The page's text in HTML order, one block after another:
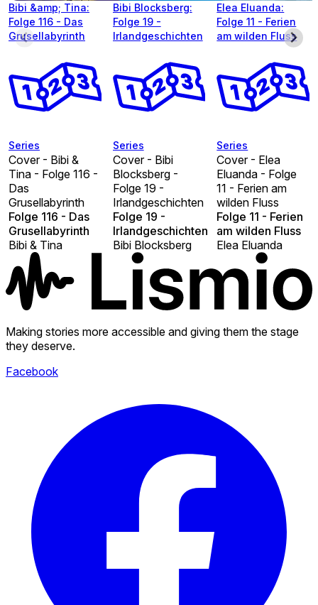
Bibi &amp; Tina:
Folge 116 - Das
Grusellabyrinth
Series
Cover - Bibi &
Tina - Folge 116 -
Das
Grusellabyrinth
Folge 116 - Das
Grusellabyrinth
Bibi & Tina
Bibi Blocksberg:
Folge 19 -
Irlandgeschichten
Series
Cover - Bibi
Blocksberg -
Folge 19 -
Irlandgeschichten
Folge 19 -
Irlandgeschichten
Bibi Blocksberg
Elea Eluanda:
Folge 11 - Ferien
am wilden Fluss
Series
Cover - Elea
Eluanda - Folge
11 - Ferien am
wilden Fluss
Folge 11 - Ferien
am wilden Fluss
Elea Eluanda
Making stories more accessible and giving them the stage
they deserve.
Facebook